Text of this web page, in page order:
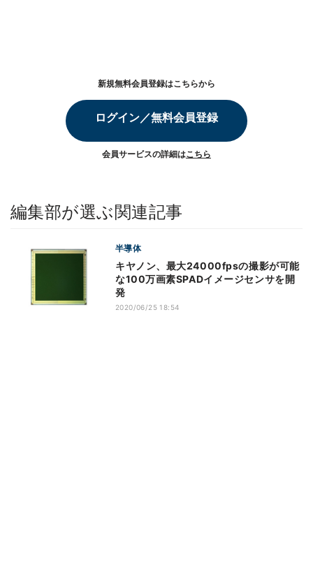
新規無料会員登録はこちらから
ログイン／無料会員登録
会員サービスの詳細はこちら
編集部が選ぶ関連記事
半導体
キヤノン、最大24000fpsの撮影が可能
な100万画素SPADイメージセンサを開
発
2020/06/25 18:54